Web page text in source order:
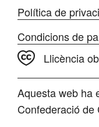
Política de
Condicions de
Llicència
Aquesta web ha
Confederació